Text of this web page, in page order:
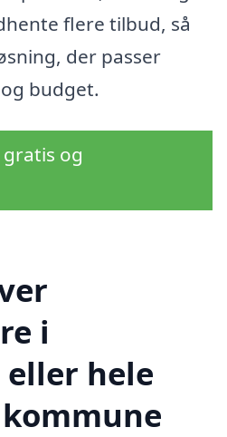
flere tilbud, så
der passer
budget.
og
i
eller hele